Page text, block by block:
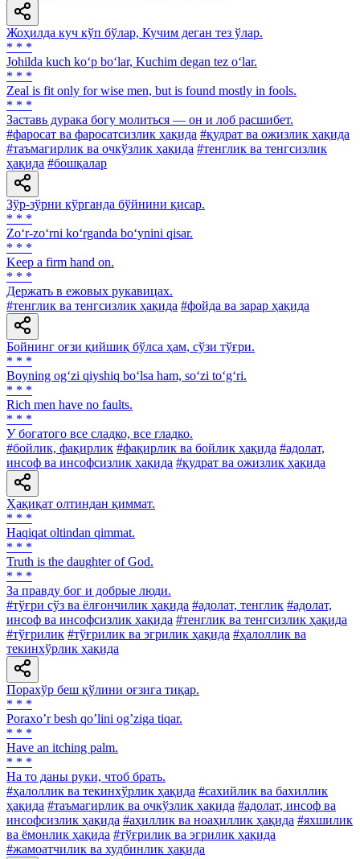
Жоҳилда куч кўп бўлар, Кучим деган тез ўлар.
* * *
Johilda kuch ko‘p bo‘lar, Kuchim degan tez o‘lar.
* * *
Zeal is fit only for wise men, but is found mostly in fools.
* * *
Заставь дурака богу молиться — он и лоб расшибет.
#фаросат ва фаросатсизлик ҳақида #қудрат ва ожизлик ҳақида
#таъмагирлик ва очкўзлик ҳақида #тенглик ва тенгсизлик
ҳақида #бошқалар
Зўр-зўрни кўрганда бўйнини қисар.
* * *
Zo‘r-zo‘rni ko‘rganda bo‘ynini qisar.
* * *
Keep a firm hand on.
* * *
Держать в ежовых рукавицах.
#тенглик ва тенгсизлик ҳақида #фойда ва зарар ҳақида
Бойнинг оғзи қийшиқ бўлса ҳам, сўзи тўғри.
* * *
Boyning og‘zi qiyshiq bo‘lsa ham, so‘zi to‘g‘ri.
* * *
Rich men have no faults.
* * *
У богатого все сладко, все гладко.
#бойлик, фақирлик #фақирлик ва бойлик ҳақида #адолат,
инсоф ва инсофсизлик ҳақида #қудрат ва ожизлик ҳақида
Ҳақиқат олтиндан қиммат.
* * *
Haqiqat oltindan qimmat.
* * *
Truth is the daughter of God.
* * *
За правду бог и добрые люди.
#тўғри сўз ва ёлғончилик ҳақида #адолат, тенглик #адолат,
инсоф ва инсофсизлик ҳақида #тенглик ва тенгсизлик ҳақида
#тўғрилик #тўғрилик ва эгрилик ҳақида #ҳалоллик ва
текинхўрлик ҳақида
Порахўр беш қўлини оғзига тиқар.
* * *
Poraxoʼr besh qoʼlini ogʼziga tiqar.
* * *
Have an itching palm.
* * *
На то даны руки, чтоб брать.
#ҳалоллик ва текинхўрлик ҳақида #сахийлик ва бахиллик
ҳақида #таъмагирлик ва очкўзлик ҳақида #адолат, инсоф ва
инсофсизлик ҳақида #аҳиллик ва ноаҳиллик ҳақида #яхшилик
ва ёмонлик ҳақида #тўғрилик ва эгрилик ҳақида
#жамоатчилик ва худбинлик ҳақида